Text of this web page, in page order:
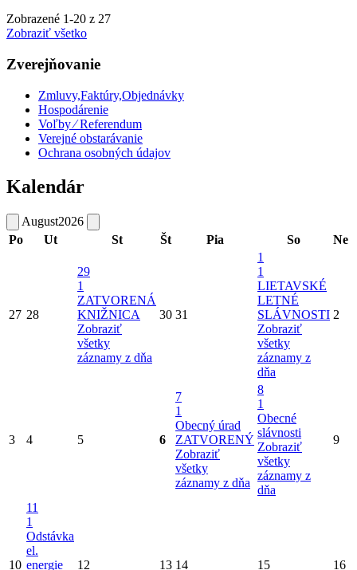
Zobrazené 1-20 z 27
Zobraziť všetko
Zverejňovanie
Zmluvy,Faktúry,Objednávky
Hospodárenie
Voľby ⁄ Referendum
Verejné obstarávanie
Ochrana osobných údajov
Kalendár
August2026
Po
Ut St Št Pia So Ne
27 28
29
1
ZATVORENÁ
KNIŽNICA
Zobraziť
všetky
záznamy z dňa
30 31
1
1
LIETAVSKÉ
LETNÉ
SLÁVNOSTI
Zobraziť
všetky
záznamy z
dňa
2
3 4 5 6
7
1
Obecný úrad
ZATVORENÝ
Zobraziť
všetky
záznamy z dňa
8
1
Obecné
slávnosti
Zobraziť
všetky
záznamy z
dňa
9
10
11
1
Odstávka
el.
energie
12 13 14 15 16